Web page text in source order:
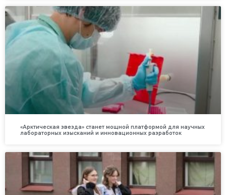
«Арктическая звезда» станет мощной платформой для научных
лабораторных изысканий и инновационных разработок